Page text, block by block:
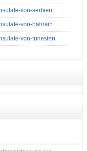
von-serbien
von-bahrain
von-tunesien